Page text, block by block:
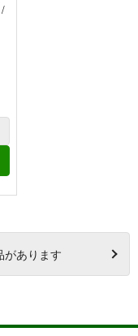
/
があります